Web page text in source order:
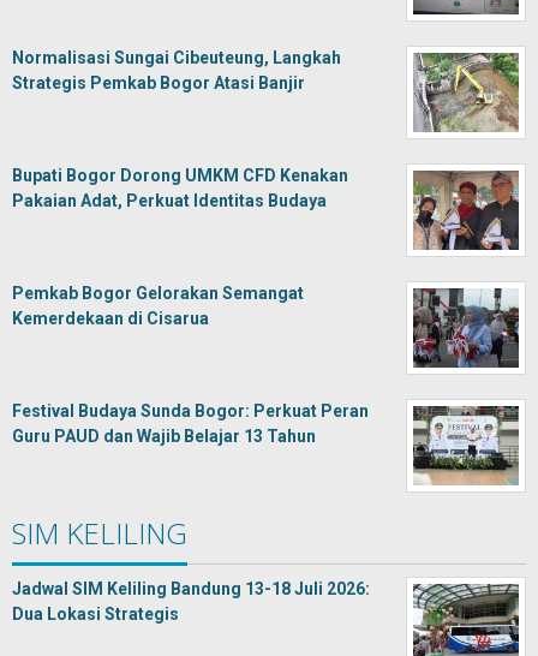
Normalisasi Sungai Cibeuteung, Langkah
Strategis Pemkab Bogor Atasi Banjir
Bupati Bogor Dorong UMKM CFD Kenakan
Pakaian Adat, Perkuat Identitas Budaya
Pemkab Bogor Gelorakan Semangat
Kemerdekaan di Cisarua
Festival Budaya Sunda Bogor: Perkuat Peran
Guru PAUD dan Wajib Belajar 13 Tahun
SIM KELILING
Jadwal SIM Keliling Bandung 13-18 Juli 2026:
Dua Lokasi Strategis